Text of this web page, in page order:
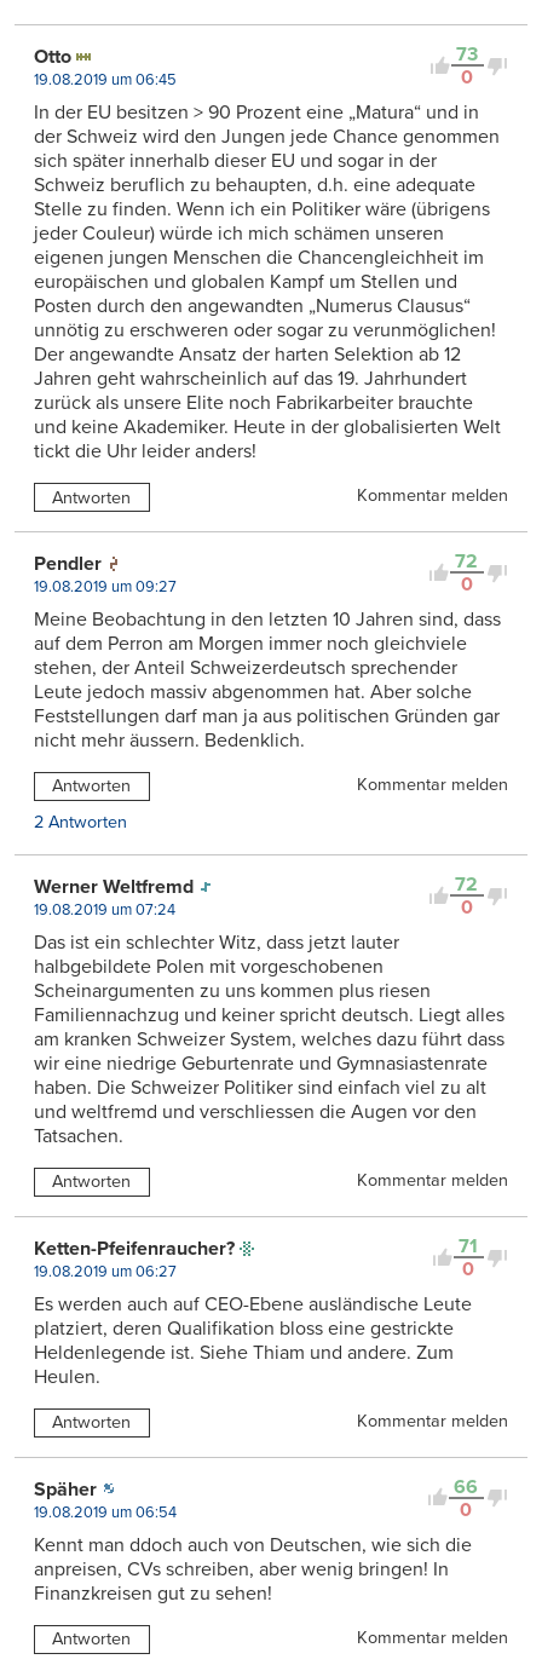
73
0
Otto
19.08.2019 um 06:45
In der EU besitzen > 90 Prozent eine „Matura“ und in
der Schweiz wird den Jungen jede Chance genommen
sich später innerhalb dieser EU und sogar in der
Schweiz beruflich zu behaupten, d.h. eine adequate
Stelle zu finden. Wenn ich ein Politiker wäre (übrigens
jeder Couleur) würde ich mich schämen unseren
eigenen jungen Menschen die Chancengleichheit im
europäischen und globalen Kampf um Stellen und
Posten durch den angewandten „Numerus Clausus“
unnötig zu erschweren oder sogar zu verunmöglichen!
Der angewandte Ansatz der harten Selektion ab 12
Jahren geht wahrscheinlich auf das 19. Jahrhundert
zurück als unsere Elite noch Fabrikarbeiter brauchte
und keine Akademiker. Heute in der globalisierten Welt
tickt die Uhr leider anders!
Antworten Kommentar melden
72
0
Pendler
19.08.2019 um 09:27
Meine Beobachtung in den letzten 10 Jahren sind, dass
auf dem Perron am Morgen immer noch gleichviele
stehen, der Anteil Schweizerdeutsch sprechender
Leute jedoch massiv abgenommen hat. Aber solche
Feststellungen darf man ja aus politischen Gründen gar
nicht mehr äussern. Bedenklich.
Antworten
Kommentar melden
2 Antworten
72
0
Werner Weltfremd
19.08.2019 um 07:24
Das ist ein schlechter Witz, dass jetzt lauter
halbgebildete Polen mit vorgeschobenen
Scheinargumenten zu uns kommen plus riesen
Familiennachzug und keiner spricht deutsch. Liegt alles
am kranken Schweizer System, welches dazu führt dass
wir eine niedrige Geburtenrate und Gymnasiastenrate
haben. Die Schweizer Politiker sind einfach viel zu alt
und weltfremd und verschliessen die Augen vor den
Tatsachen.
Antworten Kommentar melden
71
0
Ketten-Pfeifenraucher?
19.08.2019 um 06:27
Es werden auch auf CEO-Ebene ausländische Leute
platziert, deren Qualifikation bloss eine gestrickte
Heldenlegende ist. Siehe Thiam und andere. Zum
Heulen.
Antworten Kommentar melden
66
0
Späher
19.08.2019 um 06:54
Kennt man ddoch auch von Deutschen, wie sich die
anpreisen, CVs schreiben, aber wenig bringen! In
Finanzkreisen gut zu sehen!
Antworten Kommentar melden